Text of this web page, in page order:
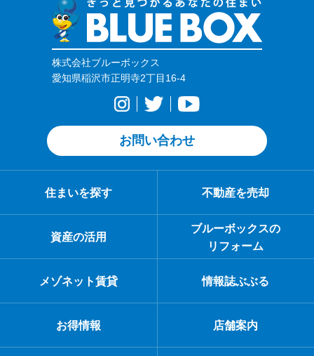
株式会社ブルーボックス
愛知県稲沢市正明寺2丁目16-4
お問い合わせ
住まいを探す 不動産を売却
資産の活用
ブルーボックスの
リフォーム
メゾネット賃貸 情報誌ぶぶる
お得情報 店舗案内